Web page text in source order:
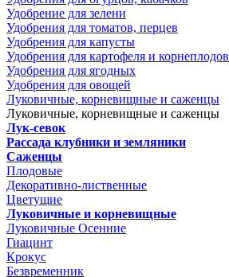
Удобрение для зелени
Удобрения для томатов, перцев
Удобрения для капусты
Удобрения для картофеля и корнеплодов
Удобрения для ягодных
Удобрения для овощей
Луковичные, корневищные и саженцы
Луковичные, корневищные и саженцы
Лук-севок
Рассада клубники и земляники
Саженцы
Плодовые
Декоративно-лиственные
Цветущие
Луковичные и корневищные
Луковичные Осенние
Гиацинт
Крокус
Безвременник